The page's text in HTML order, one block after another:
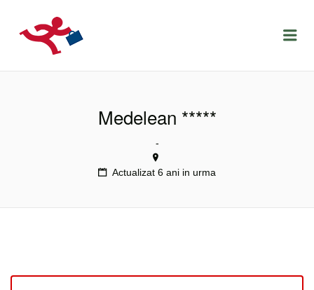
LOCURIDEMUNCACLUJ.NET
Medelean *****
-
Actualizat 6 ani in urma